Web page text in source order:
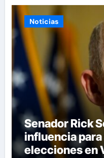
Noticias
Senador Rick
influencia
elecciones en